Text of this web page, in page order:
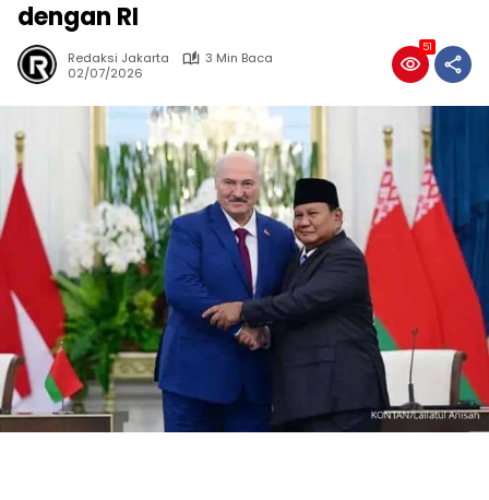
dengan RI
Redaksi Jakarta
3 Min Baca
02/07/2026
51